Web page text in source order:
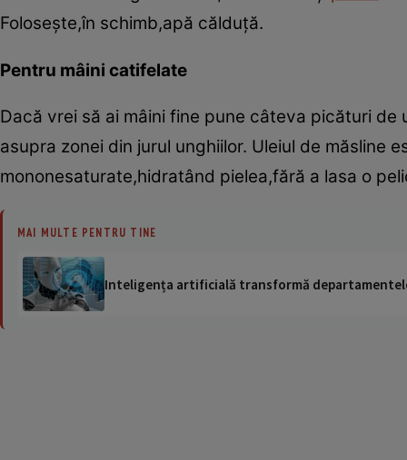
Foloseşte,în schimb,apă călduţă.
Pentru mâini catifelate
Dacă vrei să ai mâini fine pune câteva picături de
asupra zonei din jurul unghiilor. Uleiul de măsline
mononesaturate,hidratând pielea,fără a lasa o
MAI MULTE PENTRU TINE
Inteligența artificială transformă